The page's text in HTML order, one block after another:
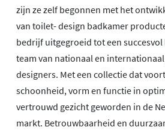
zijn ze zelf begonnen met het
van toilet- design badkamer
bedrijf uitgegroeid tot een
team van nationaal en
designers. Met een collectie dat
schoonheid, vorm en functie in
vertrouwd gezicht geworden in de
markt. Betrouwbaarheid en